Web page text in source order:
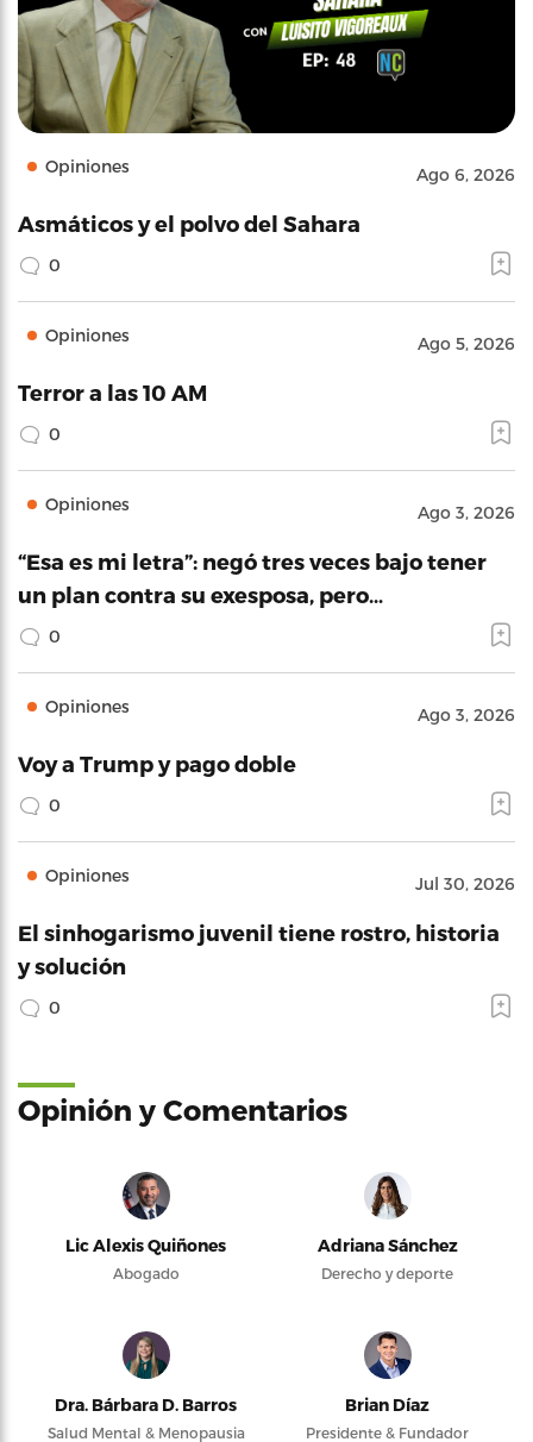
Opiniones Ago 6, 2026
Asmáticos y el polvo del Sahara
0
Opiniones Ago 5, 2026
Terror a las 10 AM
0
Opiniones Ago 3, 2026
“Esa es mi letra”: negó tres veces bajo tener
un plan contra su exesposa, pero…
0
Opiniones Ago 3, 2026
Voy a Trump y pago doble
0
Opiniones Jul 30, 2026
El sinhogarismo juvenil tiene rostro, historia
y solución
0
Opinión y Comentarios
Lic Alexis Quiñones
Abogado
Adriana Sánchez
Derecho y deporte
Dra. Bárbara D. Barros
Salud Mental & Menopausia
Brian Díaz
Presidente & Fundador